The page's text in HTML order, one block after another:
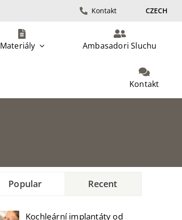
Kontakt CZECH
Materiály Ambasadori Sluchu
Kontakt
Popular Recent
Kochleární implantáty od